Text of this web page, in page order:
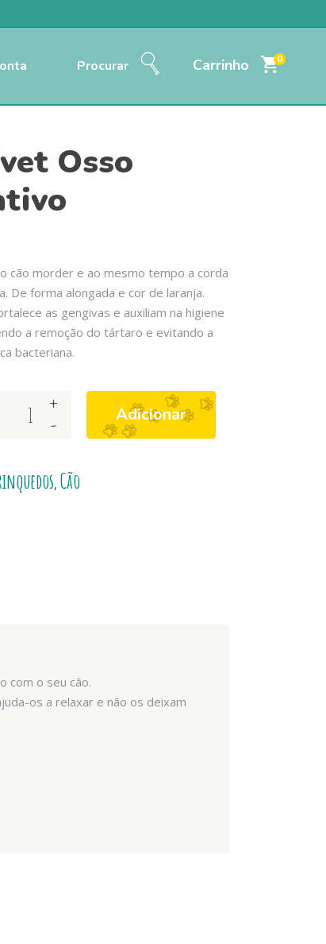
Procurar Carrinho 0
Osso
cão morder e ao mesmo tempo a corda
De forma alongada e cor de laranja.
as gengivas e auxiliam na higiene
a remoção do tártaro e evitando a
bacteriana.
-
+ Adicionar
, Cão
com o seu cão.
os a relaxar e não os deixam